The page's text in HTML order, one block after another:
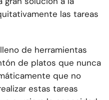
las tareas
de herramientas
de platos que nunca
que no
estas tareas